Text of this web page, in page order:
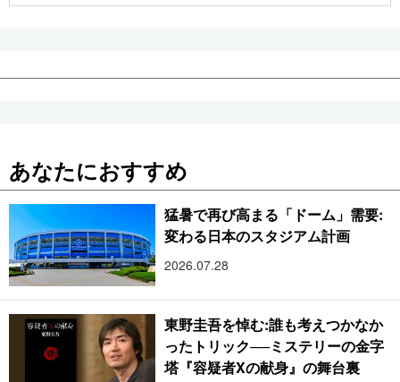
あなたにおすすめ
猛暑で再び高まる「ドーム」需要:
変わる日本のスタジアム計画
2026.07.28
東野圭吾を悼む:誰も考えつかなか
ったトリック──ミステリーの金字
塔『容疑者Xの献身』の舞台裏